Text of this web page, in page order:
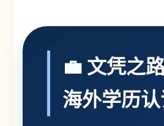
💼 文凭之
海外学历